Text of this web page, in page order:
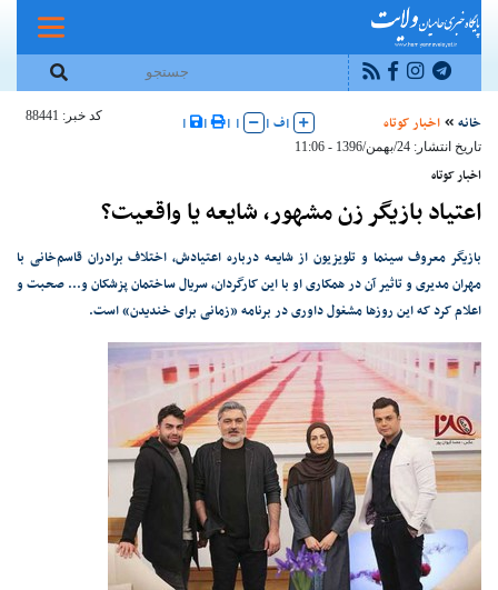
خانه اخبار کوتاه |ف |
|
|
|
|
کد خبر: 88441
تاریخ انتشار: 24/بهمن/1396 - 11:06
اخبار کوتاه
اعتیاد بازیگر زن مشهور، شایعه یا واقعیت؟
بازیگر معروف سینما و تلویزیون از شایعه درباره اعتیادش، اختلاف برادران قاسم‌خانی با
مهران مدیری و تاثیر آن در همکاری او با این کارگردان، سریال ساختمان پزشکان و... صحبت و
اعلام کرد که این روزها مشغول داوری در برنامه «زمانی برای خندیدن» است.